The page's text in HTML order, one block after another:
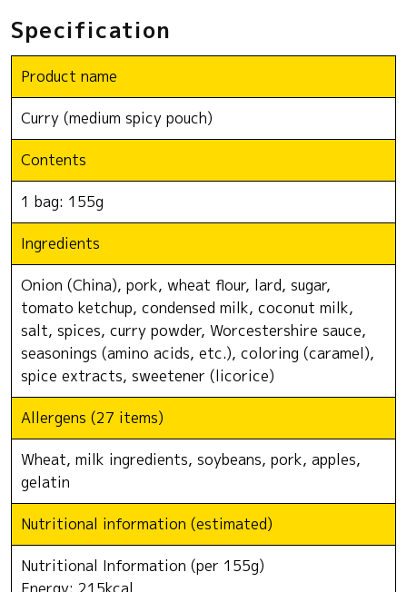
Specification
Product name
Curry (medium spicy pouch)
Contents
1 bag: 155g
Ingredients
Onion (China), pork, wheat flour, lard, sugar,
tomato ketchup, condensed milk, coconut milk,
salt, spices, curry powder, Worcestershire sauce,
seasonings (amino acids, etc.), coloring (caramel),
spice extracts, sweetener (licorice)
Allergens (27 items)
Wheat, milk ingredients, soybeans, pork, apples,
gelatin
Nutritional information (estimated)
Nutritional Information (per 155g)